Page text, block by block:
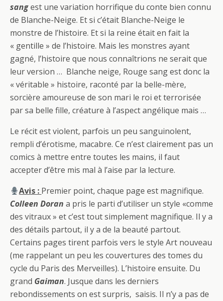
sangest une variation horrifique du conte bien connu
de Blanche-Neige. Et si c’était Blanche-Neige le
monstre de l’histoire. Et si la reine était en fait la
« gentille » de l’histoire. Mais les monstres ayant
gagné, l’histoire que nous connaîtrions ne serait que
leur version … Blanche neige, Rouge sang est donc la
« véritable » histoire, raconté par la belle-mère,
sorcière amoureuse de son mari le roi et terrorisée
par sa belle fille, créature à l’aspect angélique mais …
Le récit est violent, parfois un peu sanguinolent,
rempli d’érotisme, macabre. Ce n’est clairement pas un
comics à mettre entre toutes les mains, il faut
accepter d’être mis mal à l’aise par la lecture.
Avis : Premier point, chaque page est magnifique.
Colleen Doran a pris le parti d’utiliser un style «comme
des vitraux » et c’est tout simplement magnifique. Il y a
des détails partout, il y a de la beauté partout.
Certains pages tirent parfois vers le style Art nouveau
(me rappelant un peu les couvertures des tomes du
cycle du Paris des Merveilles). L’histoire ensuite. Du
grand Gaiman. Jusque dans les derniers
rebondissements on est surpris, saisis. Il n’y a pas de